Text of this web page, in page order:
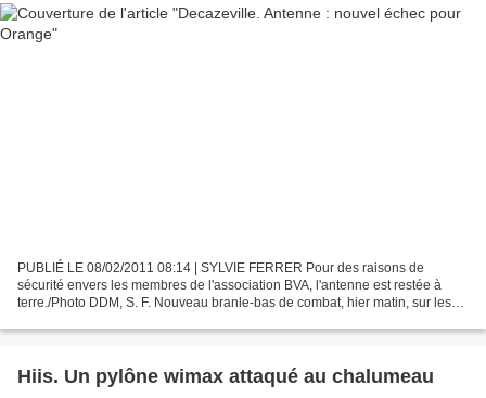
PUBLIÉ LE 08/02/2011 08:14 | SYLVIE FERRER Pour des raisons de
sécurité envers les membres de l'association BVA, l'antenne est restée à
terre./Photo DDM, S. F. Nouveau branle-bas de combat, hier matin, sur les
Hiis. Un pylône wimax attaqué au chalumeau